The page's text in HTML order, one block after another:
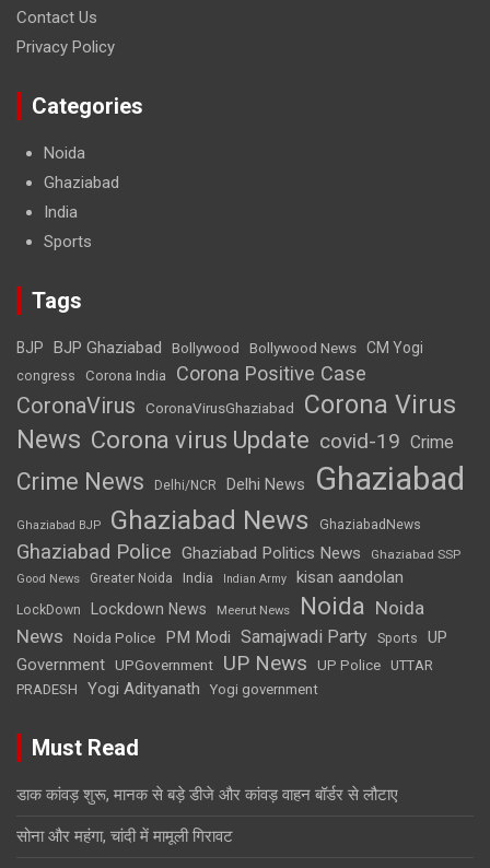
Contact Us
Privacy Policy
Categories
Noida
Ghaziabad
India
Sports
Tags
BJP BJP Ghaziabad Bollywood Bollywood News CM Yogi
congress Corona India Corona Positive Case
CoronaVirus CoronaVirusGhaziabad
Corona Virus
News Corona virus Update covid-19 Crime
Crime News Delhi/NCR Delhi News Ghaziabad
Ghaziabad BJP Ghaziabad News GhaziabadNews
Ghaziabad Police Ghaziabad Politics News Ghaziabad SSP
Good News Greater Noida India Indian Army kisan aandolan
LockDown Lockdown News Meerut News Noida Noida
News
Noida Police PM Modi Samajwadi Party Sports
UP
Government UPGovernment UP News UP Police
UTTAR
PRADESH
Yogi Adityanath Yogi government
Must Read
डाक कांवड़ शुरू, मानक से बड़े डीजे और कांवड़ वाहन बॉर्डर से लौटाए
सोना और महंगा, चांदी में मामूली गिरावट